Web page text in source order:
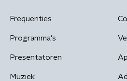
Frequenties
Programma's
Presentatoren
Muziek